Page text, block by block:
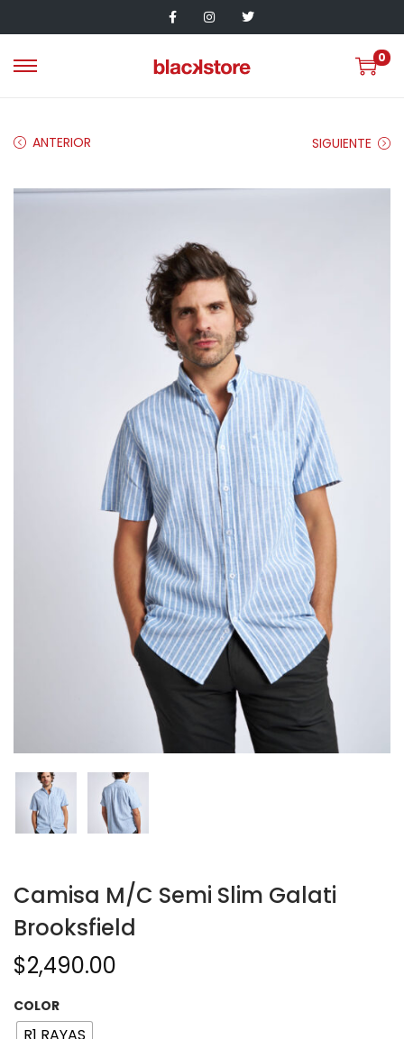
0
ANTERIOR SIGUIENTE
Camisa M/C Semi Slim Galati
Brooksfield
$2,490.00
COLOR